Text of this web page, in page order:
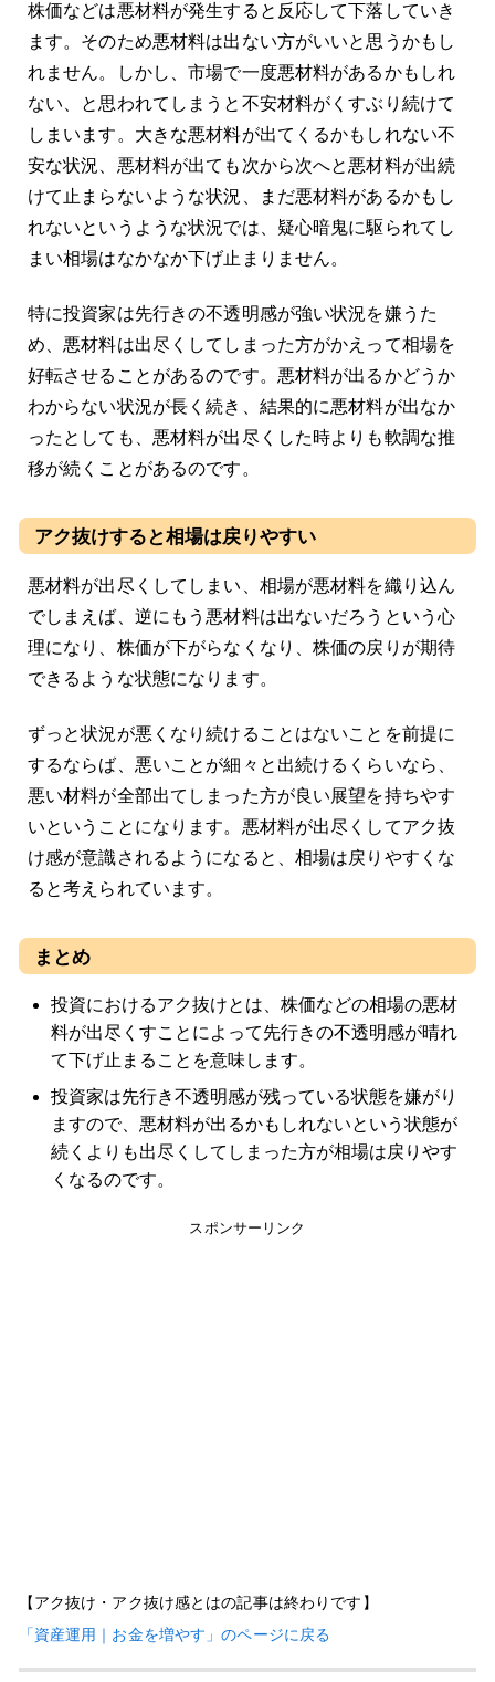
株価などは悪材料が発生すると反応して下落していき
ます。そのため悪材料は出ない方がいいと思うかもし
れません。しかし、市場で一度悪材料があるかもしれ
ない、と思われてしまうと不安材料がくすぶり続けて
しまいます。大きな悪材料が出てくるかもしれない不
安な状況、悪材料が出ても次から次へと悪材料が出続
けて止まらないような状況、まだ悪材料があるかもし
れないというような状況では、疑心暗鬼に駆られてし
まい相場はなかなか下げ止まりません。
特に投資家は先行きの不透明感が強い状況を嫌うた
め、悪材料は出尽くしてしまった方がかえって相場を
好転させることがあるのです。悪材料が出るかどうか
わからない状況が長く続き、結果的に悪材料が出なか
ったとしても、悪材料が出尽くした時よりも軟調な推
移が続くことがあるのです。
アク抜けすると相場は戻りやすい
悪材料が出尽くしてしまい、相場が悪材料を織り込ん
でしまえば、逆にもう悪材料は出ないだろうという心
理になり、株価が下がらなくなり、株価の戻りが期待
できるような状態になります。
ずっと状況が悪くなり続けることはないことを前提に
するならば、悪いことが細々と出続けるくらいなら、
悪い材料が全部出てしまった方が良い展望を持ちやす
いということになります。悪材料が出尽くしてアク抜
け感が意識されるようになると、相場は戻りやすくな
ると考えられています。
まとめ
投資におけるアク抜けとは、株価などの相場の悪材
料が出尽くすことによって先行きの不透明感が晴れ
て下げ止まることを意味します。
投資家は先行き不透明感が残っている状態を嫌がり
ますので、悪材料が出るかもしれないという状態が
続くよりも出尽くしてしまった方が相場は戻りやす
くなるのです。
スポンサーリンク
【アク抜け・アク抜け感とはの記事は終わりです】
「資産運用｜お金を増やす」のページに戻る